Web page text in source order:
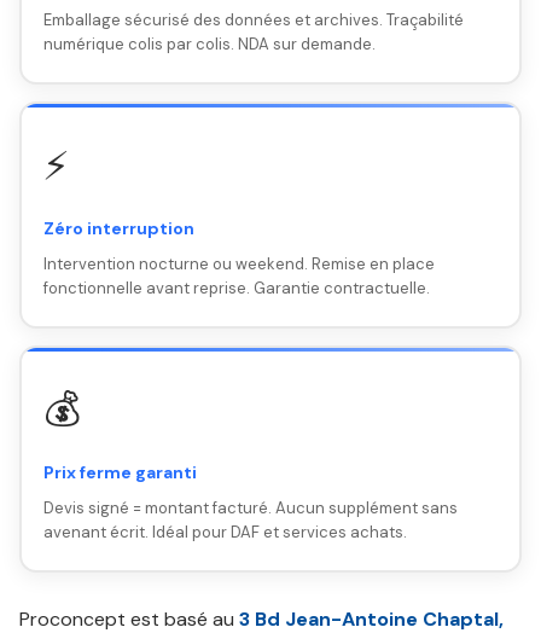
Emballage sécurisé des données et archives. Traçabilité
numérique colis par colis. NDA sur demande.
⚡
Zéro interruption
Intervention nocturne ou weekend. Remise en place
fonctionnelle avant reprise. Garantie contractuelle.
💰
Prix ferme garanti
Devis signé = montant facturé. Aucun supplément sans
avenant écrit. Idéal pour DAF et services achats.
Proconcept est basé au 3 Bd Jean-Antoine Chaptal,